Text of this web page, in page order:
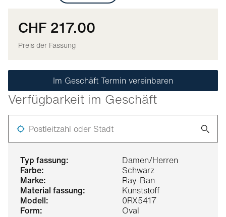
typ fassung:
Damen/Herren
farbe:
Schwarz
marke:
Ray-Ban
material fassung:
Kunststoff
modell:
0RX5417
form:
Oval
CHF 217.00
Preis der Fassung
Im Geschäft Termin vereinbaren
Verfügbarkeit im Geschäft
Postleitzahl oder Stadt